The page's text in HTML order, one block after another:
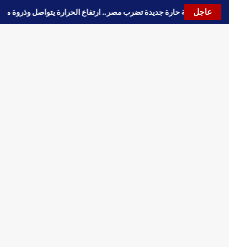
عاجل 🔵موجة حارة جديدة تضرب مصر.. ارتفاع الحرارة يتواصل